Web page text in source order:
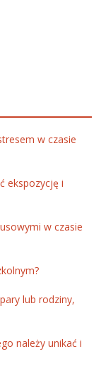
w czasie
ekspozycję i
w czasie
lub rodziny,
należy unikać i